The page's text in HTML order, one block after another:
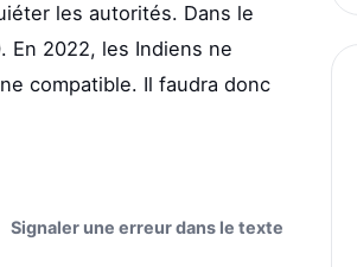
les autorités. Dans le
En 2022, les Indiens ne
compatible. Il faudra donc
Signaler une erreur dans le texte